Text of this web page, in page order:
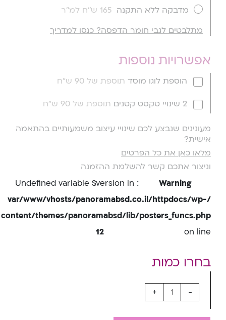
מדבקה ללא התקנה 165 ש''ח למ''ר
מתלבטים לגבי חומר הדפסה? כנסו למדריך
אפשרויות נוספות
הוספת לוגו מוסד תוספת של 90 ש"ח
2 שינויי טקסט קטנים תוספת של 90 ש"ח
מעונינים שנבצע לכם שינויי עיצוב משמעותיים בהתאמה
אישית?
מלאו כאן את כל הפרטים
וניצור אתכם קשר להשלמת ההזמנה
Warning
: Undefined variable $version in
/var/www/vhosts/panoramabsd.co.il/httpdocs/wp-
content/themes/panoramabsd/lib/posters_funcs.php
on line
12
-
+